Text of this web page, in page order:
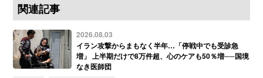
関連記事
2026.08.03
イラン攻撃からまもなく半年…「停戦中でも受診急
増」 上半期だけで8万件超、心のケアも50％増──国境
なき医師団